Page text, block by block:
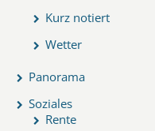
Kurz notiert
Wetter
Panorama
Soziales
Rente